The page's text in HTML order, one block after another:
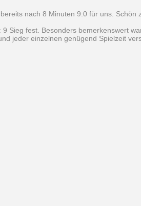
nach 8 Minuten 9:0 für uns. Schön
Sieg fest. Besonders bemerkenswert
jeder einzelnen genügend Spielzeit